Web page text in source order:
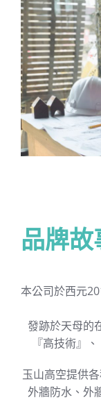
品牌故
本公司於西元
發跡於天母的
『高技術』
玉山高空提供
外牆防水、外